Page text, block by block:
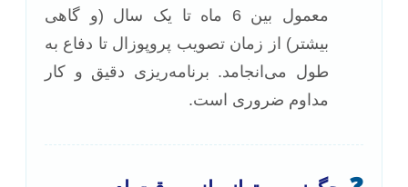
معمول بین 6 ماه تا یک سال (و گاهی
بیشتر) از زمان تصویب پروپوزال تا دفاع به
طول می‌انجامد. برنامه‌ریزی دقیق و کار
مداوم ضروری است.